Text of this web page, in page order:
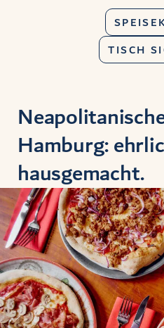
TISCH
Hamburg:
hausgemacht.